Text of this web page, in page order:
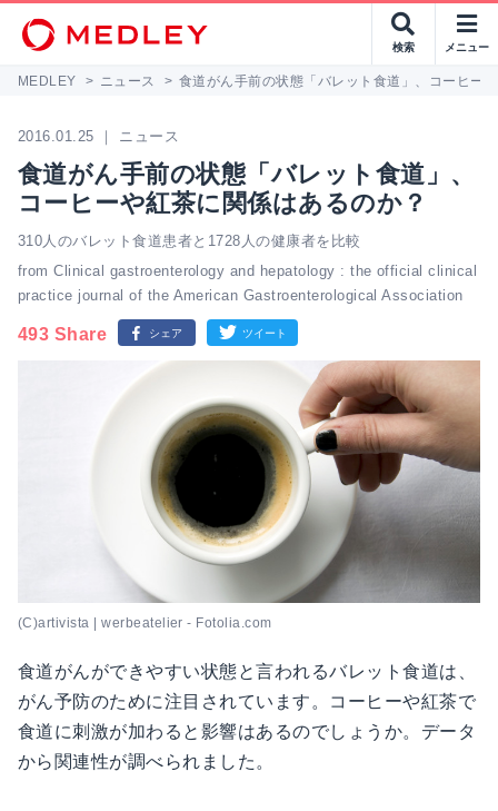
検索 メニュー
MEDLEY > ニュース > 食道がん手前の状態「バレット食道」、コーヒー
2016.01.25 ｜ ニュース
食道がん手前の状態「バレット食道」、
コーヒーや紅茶に関係はあるのか？
310人のバレット食道患者と1728人の健康者を比較
from Clinical gastroenterology and hepatology : the official clinical
practice journal of the American Gastroenterological Association
493 Share
(C)artivista | werbeatelier - Fotolia.com
食道がんができやすい状態と言われるバレット食道は、
がん予防のために注目されています。コーヒーや紅茶で
食道に刺激が加わると影響はあるのでしょうか。データ
から関連性が調べられました。